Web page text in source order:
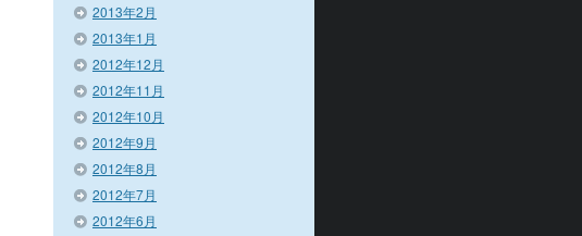
2013年2月
2013年1月
2012年12月
2012年11月
2012年10月
2012年9月
2012年8月
2012年7月
2012年6月